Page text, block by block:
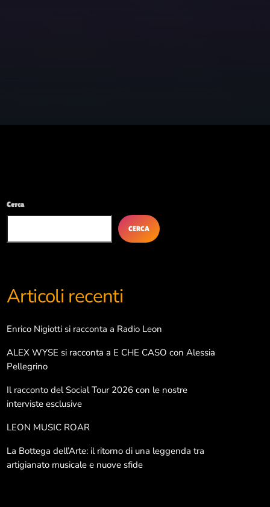
Maggio 2024
Aprile 2024
Categorie
Così è (se libriamo)
Dance life
Danza
Interviste
Cerca
CERCA
Articoli recenti
Enrico Nigiotti si racconta a Radio Leon
ALEX WYSE si racconta a E CHE CASO con Alessia
Pellegrino
Il racconto del Social Tour 2026 con le nostre
interviste esclusive
LEON MUSIC ROAR
La Bottega dell’Arte: il ritorno di una leggenda tra
artigianato musicale e nuove sfide